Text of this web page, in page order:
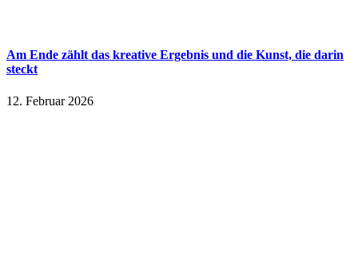
Am Ende zählt das kreative Ergebnis und die Kunst, die darin
steckt
12. Februar 2026